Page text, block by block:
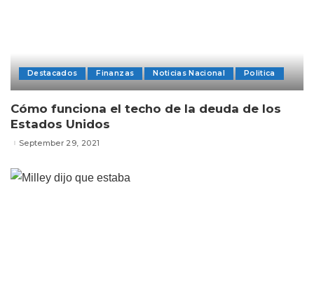
Destacados Finanzas Noticias Nacional Politica
Cómo funciona el techo de la deuda de los
Estados Unidos
September 29, 2021